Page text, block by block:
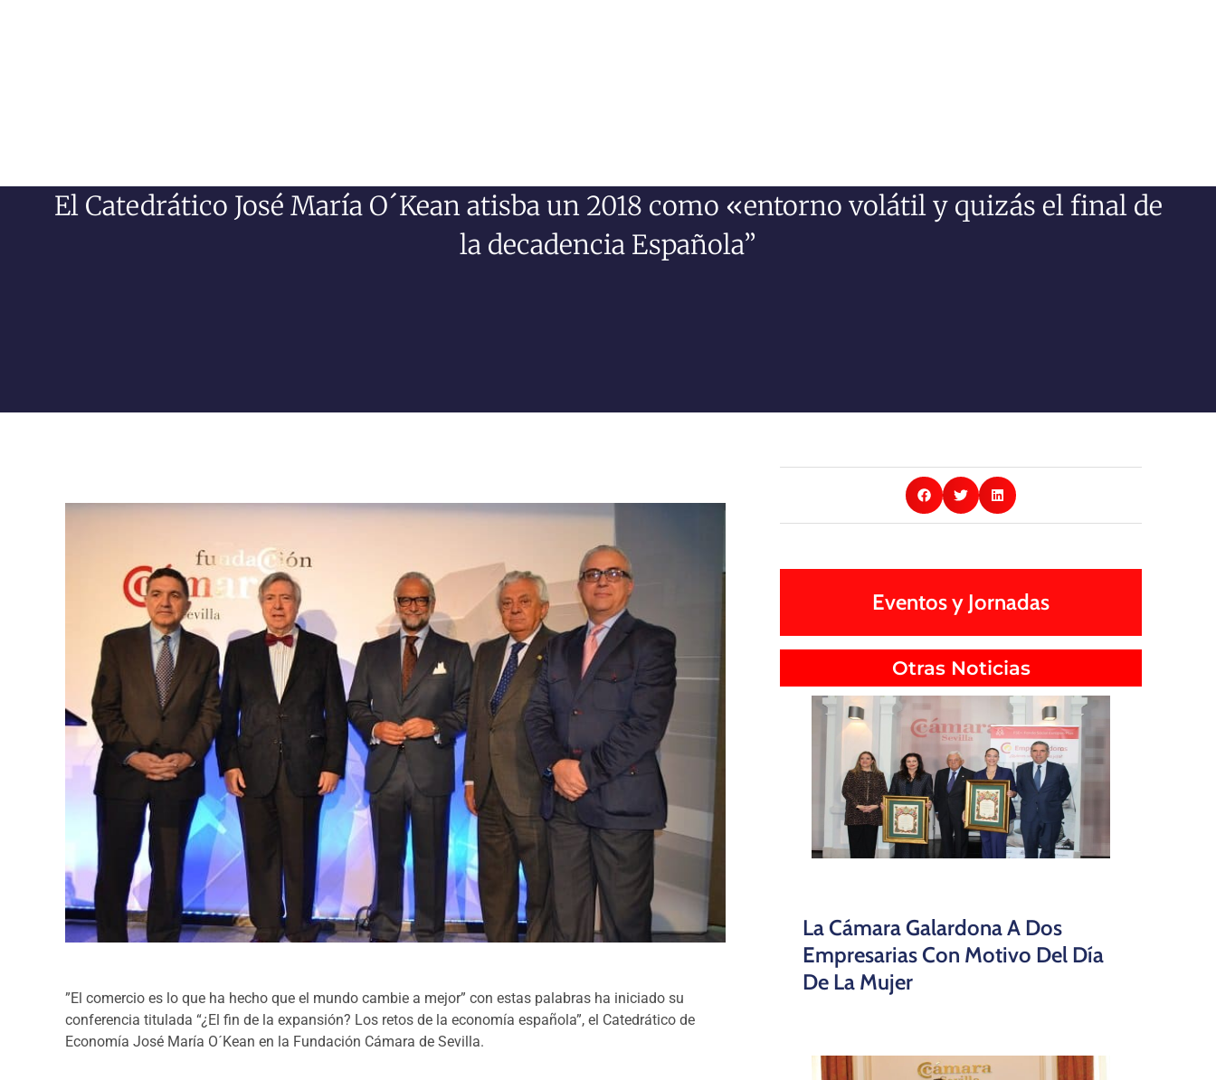
El Catedrático José María O´Kean atisba un 2018 como «entorno volátil y quizás el final de
la decadencia Española”
”El comercio es lo que ha hecho que el mundo cambie a mejor” con estas palabras ha iniciado su
conferencia titulada “¿El fin de la expansión? Los retos de la economía española”, el Catedrático de
Economía José María O´Kean en la Fundación Cámara de Sevilla.
Eventos y Jornadas
Otras Noticias
La Cámara Galardona A Dos
Empresarias Con Motivo Del Día
De La Mujer